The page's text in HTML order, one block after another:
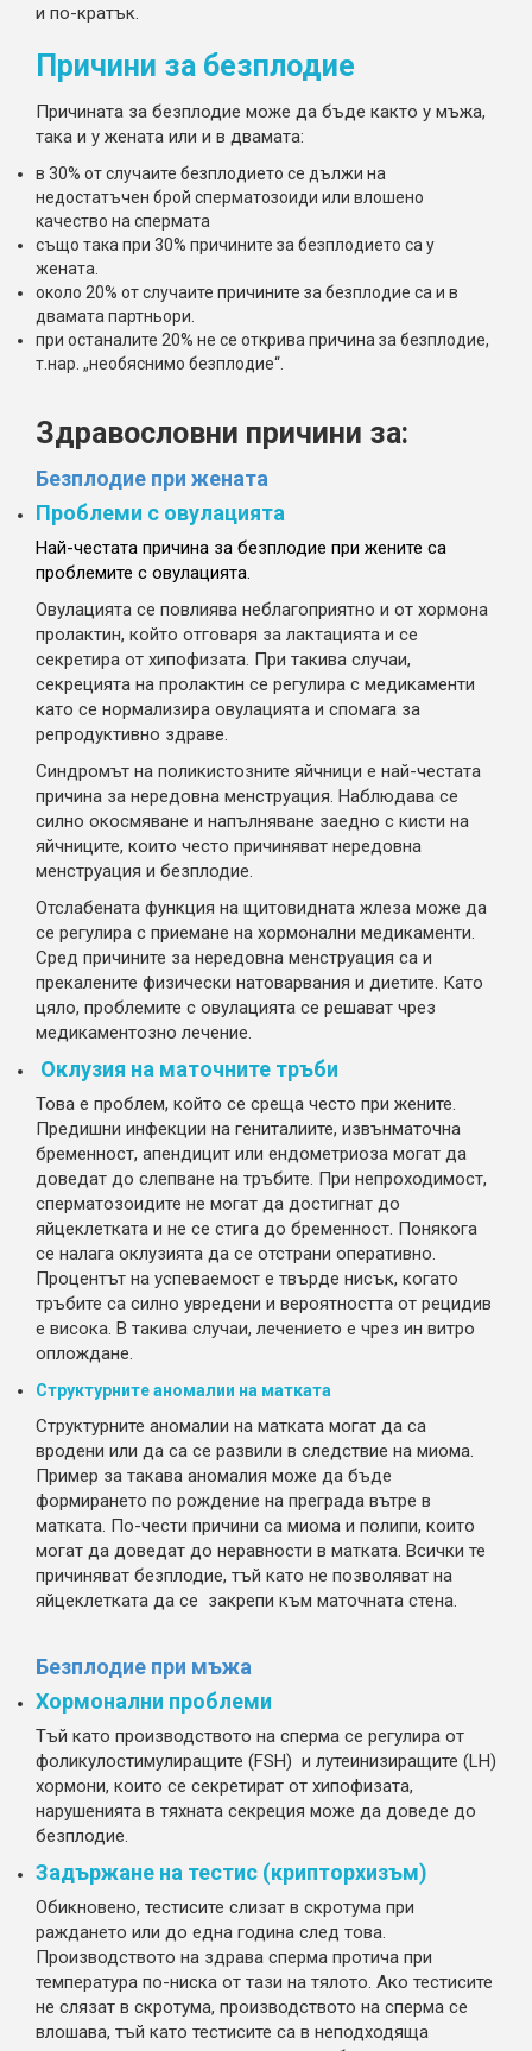
и по-кратък.
Причини за безплодие
Причината за безплодие може да бъде както у мъжа,
така и у жената или и в двамата:
в 30% от случаите безплодието се дължи на
недостатъчен брой сперматозоиди или влошено
качество на спермата
също така при 30% причините за безплодието са у
жената.
около 20% от случаите причините за безплодие са и в
двамата партньори.
при останалите 20% не се открива причина за безплодие,
т.нар. „необяснимо безплодие“.
Здравословни причини за:
Безплодие при жената
Проблеми с овулацията
Най-честата причина за безплодие при жените са
проблемите с овулацията.
Овулацията се повлиява неблагоприятно и от хормона
пролактин, който отговаря за лактацията и се
секретира от хипофизата. При такива случаи,
секрецията на пролактин се регулира с медикаменти
като се нормализира овулацията и спомага за
репродуктивно здраве.
Синдромът на поликистозните яйчници е най-честата
причина за нередовна менструация. Наблюдава се
силно окосмяване и напълняване заедно с кисти на
яйчниците, които често причиняват нередовна
менструация и безплодие.
Отслабената функция на щитовидната жлеза може да
се регулира с приемане на хормонални медикаменти.
Сред причините за нередовна менструация са и
прекалените физически натоварвания и диетите. Като
цяло, проблемите с овулацията се решават чрез
медикаментозно лечение.
Оклузия на маточните тръби
Това е проблем, който се среща често при жените.
Предишни инфекции на гениталиите, извънматочна
бременност, апендицит или ендометриоза могат да
доведат до слепване на тръбите. При непроходимост,
сперматозоидите не могат да достигнат до
яйцеклетката и не се стига до бременност. Понякога
се налага оклузията да се отстрани оперативно.
Процентът на успеваемост е твърде нисък, когато
тръбите са силно увредени и вероятността от рецидив
е висока. В такива случаи, лечението е чрез ин витро
оплождане.
Структурните аномалии на матката
Структурните аномалии на матката могат да са
вродени или да са се развили в следствие на миома.
Пример за такава аномалия може да бъде
формирането по рождение на преграда вътре в
матката. По-чести причини са миома и полипи, които
могат да доведат до неравности в матката. Всички те
причиняват безплодие, тъй като не позволяват на
яйцеклетката да се закрепи към маточната стена.
Безплодие при мъжа
Хормонални проблеми
Тъй като производството на сперма се регулира от
фоликулостимулиращите (FSH) и лутеинизиращите (LH)
хормони, които се секретират от хипофизата,
нарушенията в тяхната секреция може да доведе до
безплодие.
Задържане на тестис (крипторхизъм)
Oбикновено, тестисите слизат в скротума при
раждането или до една година след това.
Производството на здрава сперма протича при
температура по-ниска от тази на тялото. Ако тестисите
нe слязат в скротума, производството на сперма се
влошава, тъй като тестисите са в неподходяща